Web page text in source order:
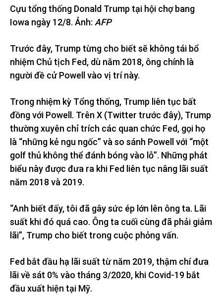
Cựu tổng thống Donald Trump tại hội chợ bang
Iowa ngày 12/8. Ảnh: AFP
Trước đây, Trump từng cho biết sẽ không tái bổ
nhiệm Chủ tịch Fed, dù năm 2018, ông chính là
người đề cử Powell vào vị trí này.
Trong nhiệm kỳ Tổng thống, Trump liên tục bất
đồng với Powell. Trên X (Twitter trước đây), Trump
thường xuyên chỉ trích các quan chức Fed, gọi họ
là “những kẻ ngu ngốc” và so sánh Powell với “một
golf thủ không thể đánh bóng vào lỗ”. Những phát
biểu này được đưa ra khi Fed liên tục nâng lãi suất
năm 2018 và 2019.
“Anh biết đấy, tôi đã gây sức ép lớn lên ông ta. Lãi
suất khi đó quá cao. Ông ta cuối cùng đã phải giảm
lãi”, Trump cho biết trong cuộc phỏng vấn.
Fed bắt đầu hạ lãi suất từ năm 2019, thậm chí đưa
lãi về sát 0% vào tháng 3/2020, khi Covid-19 bắt
đầu xuất hiện tại Mỹ.